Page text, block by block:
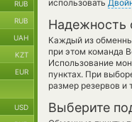
использовать
Надежность
Каждый из
при этом команда
Использование
пунктах. При
размер резервов и
Выберите
RUB
RUB
UAH
KZT
EUR
USD